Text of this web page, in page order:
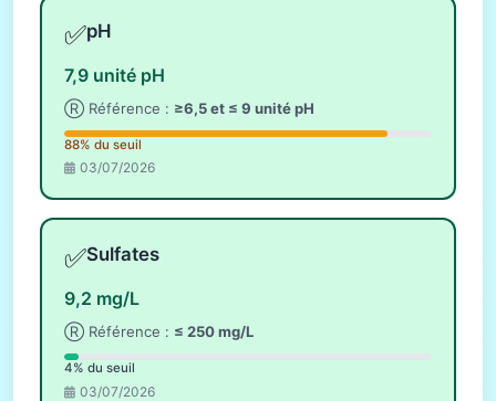
✅pH
7,9 unité pH
Ⓡ Référence : ≥6,5 et ≤ 9 unité pH
88% du seuil
03/07/2026
✅Sulfates
9,2 mg/L
Ⓡ Référence : ≤ 250 mg/L
4% du seuil
03/07/2026